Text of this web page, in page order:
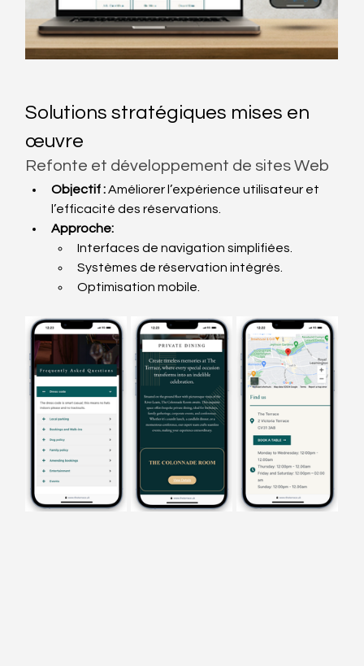
Solutions stratégiques mises en
œuvre
Refonte et développement de sites Web
Objectif : Améliorer l’expérience utilisateur et
l’efficacité des réservations.
Approche:
Interfaces de navigation simplifiées.
Systèmes de réservation intégrés.
Optimisation mobile.